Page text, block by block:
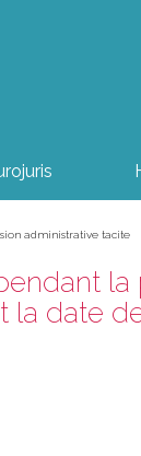
administrative tacite
la
la date